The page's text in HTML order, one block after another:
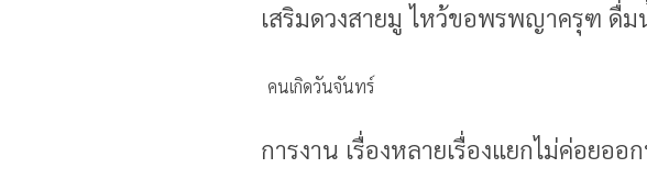
เสริมดวงสายมู ไหว้ขอพรพญาครุฑ ดื่
คนเกิดวันจันทร์
การงาน เรื่องหลายเรื่องแยกไม่ค่อย